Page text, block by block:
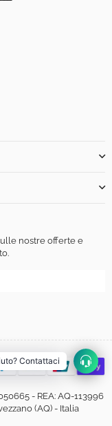
nostre offerte e
- REA: AQ-113996
(AQ) - Italia
Contattaci